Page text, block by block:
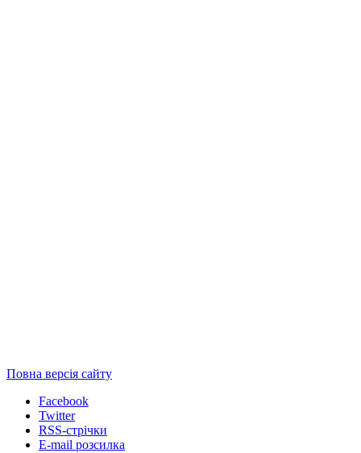
Повна версія сайту
Facebook
Twitter
RSS-стрічки
E-mail розсилка